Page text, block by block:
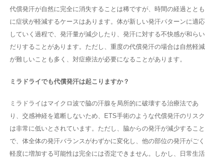
代償発汗が自然に完全に消失することは稀ですが、時間の経過ととも
に症状が軽減するケースはあります。体が新しい発汗パターンに適応
していく過程で、発汗量が減少したり、発汗に対する不快感が和らい
だりすることがあります。ただし、重度の代償発汗の場合は自然軽減
が難しいことも多く、対症療法が必要になることがあります。
ミラドライでも代償発汗は起こりますか？
ミラドライはマイクロ波で脇の汗腺を局所的に破壊する治療法であ
り、交感神経を遮断しないため、ETS手術のような代償発汗のリスク
は非常に低いとされています。ただし、脇からの発汗が減少すること
で、体全体の発汗バランスがわずかに変化し、他の部位の発汗がごく
軽度に増加する可能性は完全には否定できません。しかし、日常生活